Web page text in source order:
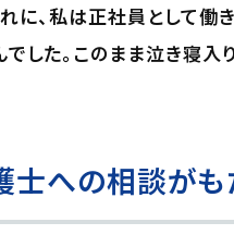
れに、私は正社員として
でした。このまま泣き寝入
士への相談がも